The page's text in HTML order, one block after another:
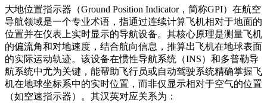
大地位置指示器（Ground Position Indicator，简称GPI）在航空
导航领域是一个专业术语，指通过连续计算飞机相对于地面的
位置并在仪表上实时显示的导航设备。其核心原理是测量飞机
的偏流角和对地速度，结合航向信息，推算出飞机在地球表面
的实际运动轨迹。该设备在惯性导航系统（INS）和多普勒导
航系统中尤为关键，能帮助飞行员或自动驾驶系统精确掌握飞
机在地球坐标系中的实时位置，而非仅显示相对于空气的位置
（如空速指示器）。其汉英对应关系为：